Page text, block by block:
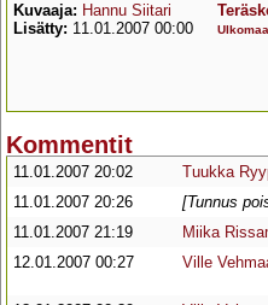
Kuvaaja: Hannu Siitari
Lisätty: 11.01.2007 00:00
Kommentit
11.01.2007 20:02 Tuukka
11.01.2007 20:26
[Tunnus
11.01.2007 21:19
Miika
12.01.2007 00:27
Ville